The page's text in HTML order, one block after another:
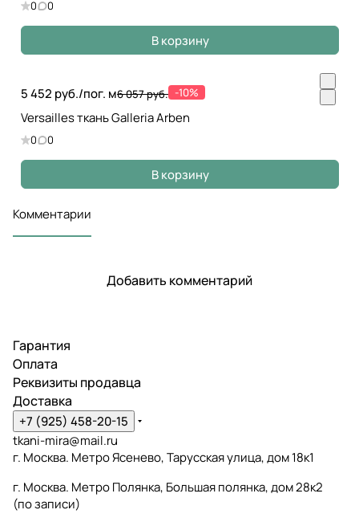
0 0
В корзину
5 452 руб./пог. м6 057 руб. -10%
Versailles ткань Galleria Arben
0 0
В корзину
Комментарии
Добавить комментарий
Гарантия
Оплата
Реквизиты продавца
Доставка
+7 (925) 458-20-15
tkani-mira@mail.ru
г. Москва. Метро Ясенево, Тарусская улица, дом 18к1
г. Москва. Метро Полянка, Большая полянка, дом 28к2
(по записи)